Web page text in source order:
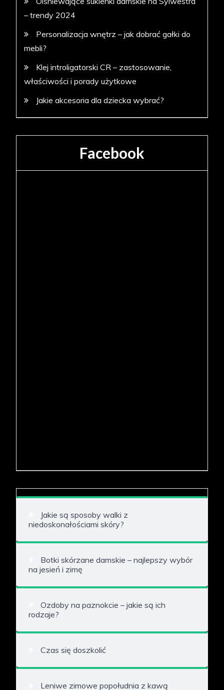
– trendy 2024
Personalizacja wnętrz – jak dobrać gałki do
mebli?
Klej introligatorski CR – zastosowanie,
właściwości i porady użytkowe
Jakie akcesoria dla dziecka wybrać?
Facebook
Jakie są sposoby walki z
niedoskonałościami skóry?
Botki skórzane damskie – najlepszy wybór
na jesień i zimę
Ozdoby na paznokcie – jakie są ich
rodzaje?
Czas się doszkolić
Leniwe zimowe popołudnia z kawą